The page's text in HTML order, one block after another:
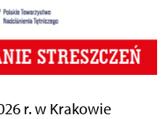
r. w Krakowie